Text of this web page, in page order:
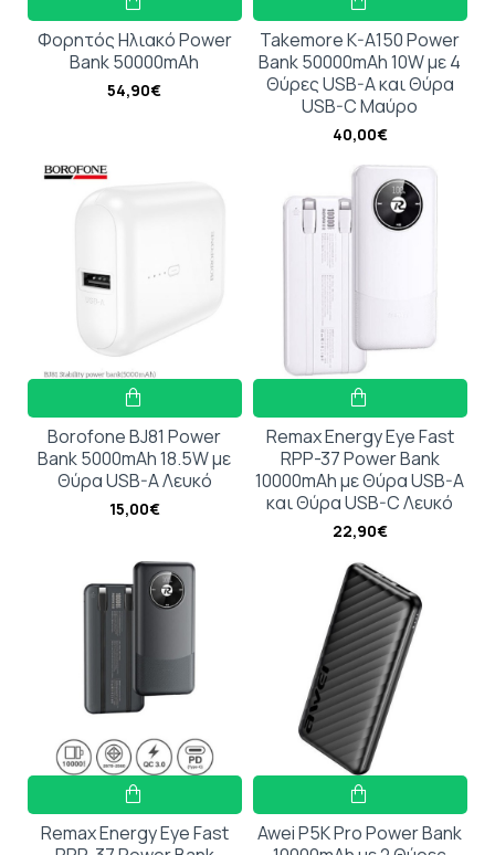
Φορητός Ηλιακό Power
Bank 50000mAh
54,90€
Takemore K-A150 Power
Bank 50000mAh 10W με 4
Θύρες USB-A και Θύρα
USB-C Μαύρο
40,00€
Borofone BJ81 Power
Bank 5000mAh 18.5W με
Θύρα USB-A Λευκό
15,00€
Remax Energy Eye Fast
RPP-37 Power Bank
10000mAh με Θύρα USB-A
και Θύρα USB-C Λευκό
22,90€
Remax Energy Eye Fast
Awei P5K Pro Power Bank